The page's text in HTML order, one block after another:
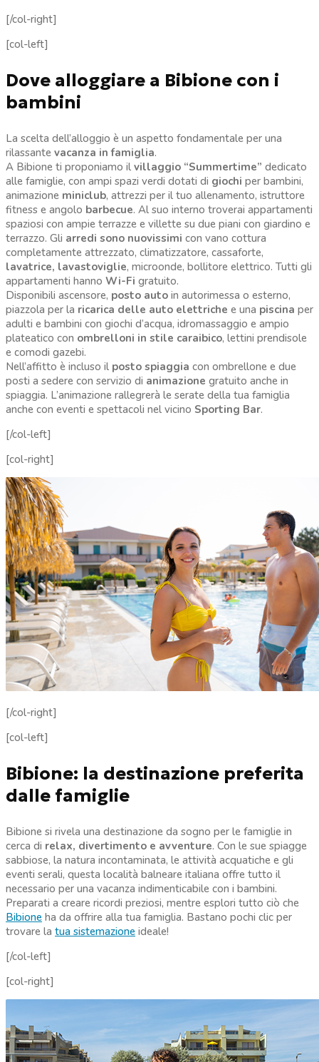
[/col-right]
[col-left]
Dove alloggiare a Bibione con i
bambini
La scelta dell’alloggio è un aspetto fondamentale per una
rilassante vacanza in famiglia.
A Bibione ti proponiamo il villaggio “Summertime” dedicato
alle famiglie, con ampi spazi verdi dotati di giochi per bambini,
animazione miniclub, attrezzi per il tuo allenamento, istruttore
fitness e angolo barbecue. Al suo interno troverai appartamenti
spaziosi con ampie terrazze e villette su due piani con giardino e
terrazzo. Gli arredi sono nuovissimi con vano cottura
completamente attrezzato, climatizzatore, cassaforte,
lavatrice, lavastoviglie, microonde, bollitore elettrico. Tutti gli
appartamenti hanno Wi-Fi gratuito.
Disponibili ascensore, posto auto in autorimessa o esterno,
piazzola per la ricarica delle auto elettriche e una piscina per
adulti e bambini con giochi d’acqua, idromassaggio e ampio
plateatico con ombrelloni in stile caraibico, lettini prendisole
e comodi gazebi.
Nell’affitto è incluso il posto spiaggia con ombrellone e due
posti a sedere con servizio di animazione gratuito anche in
spiaggia. L’animazione rallegrerà le serate della tua famiglia
anche con eventi e spettacoli nel vicino Sporting Bar.
[/col-left]
[col-right]
[/col-right]
[col-left]
Bibione: la destinazione preferita
dalle famiglie
Bibione si rivela una destinazione da sogno per le famiglie in
cerca di relax, divertimento e avventure. Con le sue spiagge
sabbiose, la natura incontaminata, le attività acquatiche e gli
eventi serali, questa località balneare italiana offre tutto il
necessario per una vacanza indimenticabile con i bambini.
Preparati a creare ricordi preziosi, mentre esplori tutto ciò che
Bibione ha da offrire alla tua famiglia. Bastano pochi clic per
trovare la tua sistemazione ideale!
[/col-left]
[col-right]